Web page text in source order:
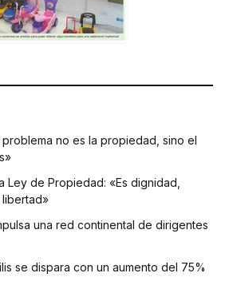
no es la propiedad, sino el
Ley de Propiedad: «Es dignidad,
una red continental de dirigentes
se dispara con un aumento del 75%